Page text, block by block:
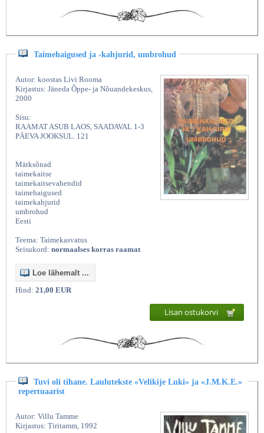
Taimehaigused ja -kahjurid, umbrohud
Autor: koostas Livi Rooma
Kirjastus: Jäneda Õppe- ja Nõuandekeskus,
2000
Sisu:
RAAMAT ASUB LAOS, SAADAVAL 1-3
PÄEVA JOOKSUL. 121
Märksõnad
taimekaitse
taimekaitsevahendid
taimehaigused
taimekahjurid
umbrohud
Eesti
Teema: Taimekasvatus
Seisukord: normaalses korras raamat
Loe lähemalt ...
Hind: 21,00 EUR
Lisan ostukorvi
Tuvi oli tihane. Laulutekste «Velikije Luki» ja «J.M.K.E.»
repertuaarist
Autor: Villu Tamme
Kirjastus: Tiritamm, 1992